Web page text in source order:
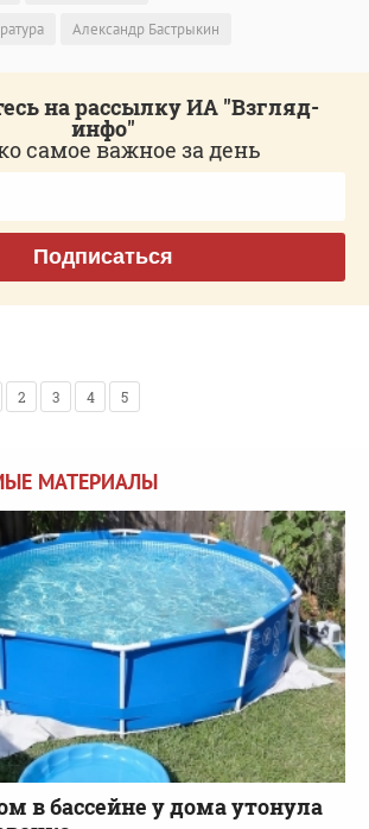
Александр Бастрыкин
на рассылку ИА "Взгляд-
инфо"
самое важное за день
Подписаться
2 3 4 5
МАТЕРИАЛЫ
в бассейне у дома утонула